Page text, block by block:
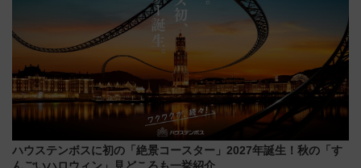
ハウステンボスに初の「絶景コースター」2027年誕生！秋の「す